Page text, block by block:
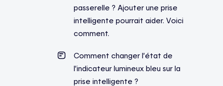
passerelle ? Ajouter une prise
intelligente pourrait aider. Voici
comment.
Comment changer l’état de
l’indicateur lumineux bleu sur la
prise intelligente ?